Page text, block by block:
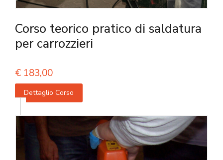
Corso teorico pratico di saldatura
per carrozzieri
€ 183,00
Dettaglio Corso